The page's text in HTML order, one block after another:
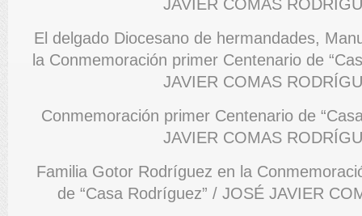
JAVIER COMAS
El delgado Diocesano de hermandades,
la Conmemoración primer Centenario de
JAVIER COMAS
Conmemoración primer Centenario de
JAVIER COMAS
Familia Gotor Rodríguez en la
de “Casa Rodríguez” / JOSÉ JAVIER